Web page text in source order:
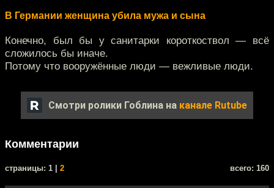
В Германии женщина убила мужа и сына
Конечно, был бы у санитарки короткоствол — всё
сложилось бы иначе.
Потому что вооружённые люди — вежливые люди.
Смотри ролики Гоблина на канале Rutube
Комментарии
cтраницы: 1 | 2 всего: 160